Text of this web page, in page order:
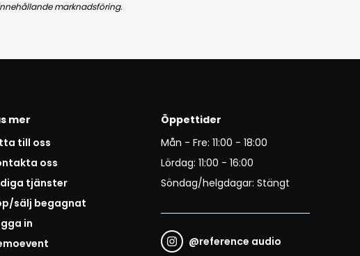
marknadsföring.
mer
till oss
oss
tjänster
sälj begagnat
in
Öppettider
Mån - Fre: 11:00 - 18:00
Lördag: 11:00 - 16:00
Söndag/helgdagar: Stängt
@reference audio